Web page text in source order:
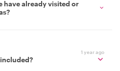
have already visited or
1 year ago